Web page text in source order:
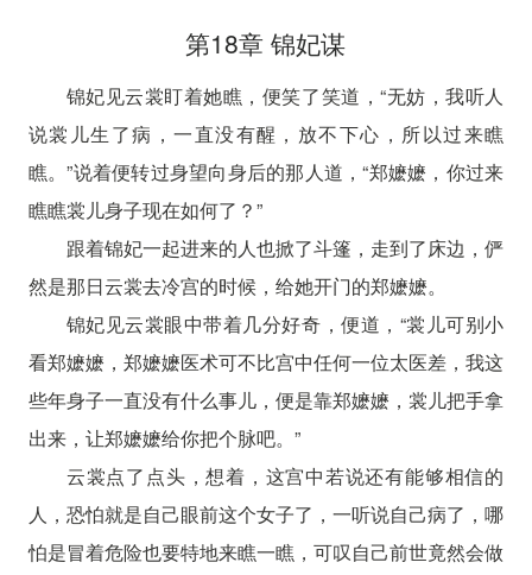
第18章 锦妃谋
锦妃见云裳盯着她瞧，便笑了笑道，“无妨，我听人
说裳儿生了病，一直没有醒，放不下心，所以过来瞧
瞧。”说着便转过身望向身后的那人道，“郑嬷嬷，你过来
瞧瞧裳儿身子现在如何了？”
跟着锦妃一起进来的人也掀了斗篷，走到了床边，俨
然是那日云裳去冷宫的时候，给她开门的郑嬷嬷。
锦妃见云裳眼中带着几分好奇，便道，“裳儿可别小
看郑嬷嬷，郑嬷嬷医术可不比宫中任何一位太医差，我这
些年身子一直没有什么事儿，便是靠郑嬷嬷，裳儿把手拿
出来，让郑嬷嬷给你把个脉吧。”
云裳点了点头，想着，这宫中若说还有能够相信的
人，恐怕就是自己眼前这个女子了，一听说自己病了，哪
怕是冒着危险也要特地来瞧一瞧，可叹自己前世竟然会做